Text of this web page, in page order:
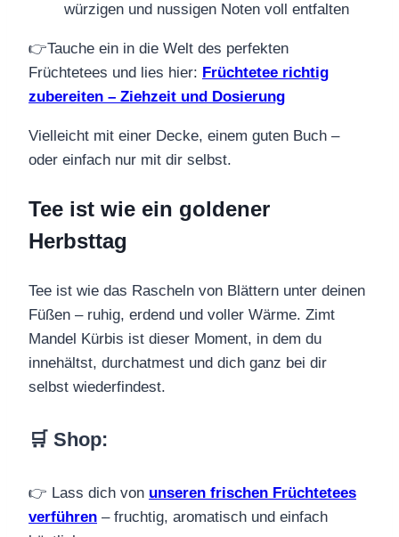
würzigen und nussigen Noten voll entfalten
👉Tauche ein in die Welt des perfekten
Früchtetees und lies hier: Früchtetee richtig
zubereiten – Ziehzeit und Dosierung
Vielleicht mit einer Decke, einem guten Buch –
oder einfach nur mit dir selbst.
Tee ist wie ein goldener
Herbsttag
Tee ist wie das Rascheln von Blättern unter deinen
Füßen – ruhig, erdend und voller Wärme. Zimt
Mandel Kürbis ist dieser Moment, in dem du
innehältst, durchatmest und dich ganz bei dir
selbst wiederfindest.
🛒 Shop:
👉 Lass dich von unseren frischen Früchtetees
verführen – fruchtig, aromatisch und einfach